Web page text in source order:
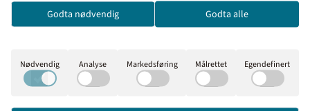
med eller uten moms.
Godta nødvendig Godta alle
Nødvendig Analyse Markedsføring Målrettet Egendefinert